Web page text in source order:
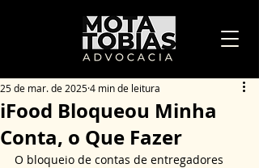
iFood Bloqueou Minha
Conta, o Que Fazer
25 de mar. de 20254 min de leitura
O bloqueio de contas de entregadores